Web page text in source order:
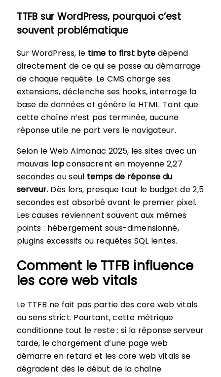
TTFB sur WordPress, pourquoi c’est
souvent problématique
Sur WordPress, le time to first byte dépend
directement de ce qui se passe au démarrage
de chaque requête. Le CMS charge ses
extensions, déclenche ses hooks, interroge la
base de données et génère le HTML. Tant que
cette chaîne n’est pas terminée, aucune
réponse utile ne part vers le navigateur.
Selon le Web Almanac 2025, les sites avec un
mauvais lcpconsacrent en moyenne 2,27
secondes au seul temps de réponse du
serveur. Dès lors, presque tout le budget de 2,5
secondes est absorbé avant le premier pixel.
Les causes reviennent souvent aux mêmes
points : hébergement sous-dimensionné,
plugins excessifs ou requêtes SQL lentes.
Comment le TTFB influence
les core web vitals
Le TTFB ne fait pas partie des core web vitals
au sens strict. Pourtant, cette métrique
conditionne tout le reste : si la réponse serveur
tarde, le chargement d’une page web
démarre en retard et les core web vitals se
dégradent dès le début de la chaîne.